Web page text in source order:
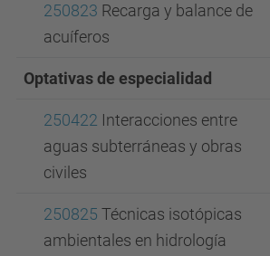
250823 Recarga y balance de
acuíferos
Optativas de especialidad
250422 Interacciones entre
aguas subterráneas y obras
civiles
250825 Técnicas isotópicas
ambientales en hidrología